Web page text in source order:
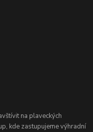
na plaveckých
kde zastupujeme výhradní